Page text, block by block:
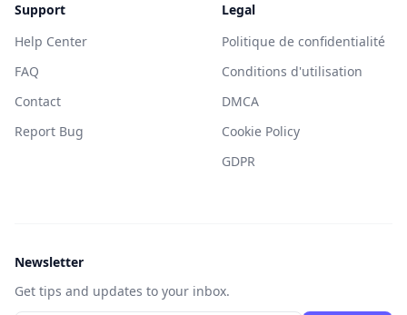
Support
Help Center
FAQ
Contact
Report Bug
Legal
Politique de confidentialité
Conditions d'utilisation
DMCA
Cookie Policy
GDPR
Newsletter
Get tips and updates to your inbox.